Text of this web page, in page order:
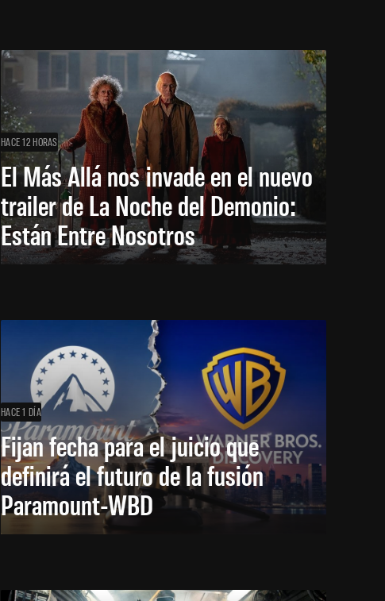
HACE 12 HORAS
El Más Allá nos invade en el nuevo
trailer de La Noche del Demonio:
Están Entre Nosotros
HACE 1 DÍA
Fijan fecha para el juicio que
definirá el futuro de la fusión
Paramount-WBD